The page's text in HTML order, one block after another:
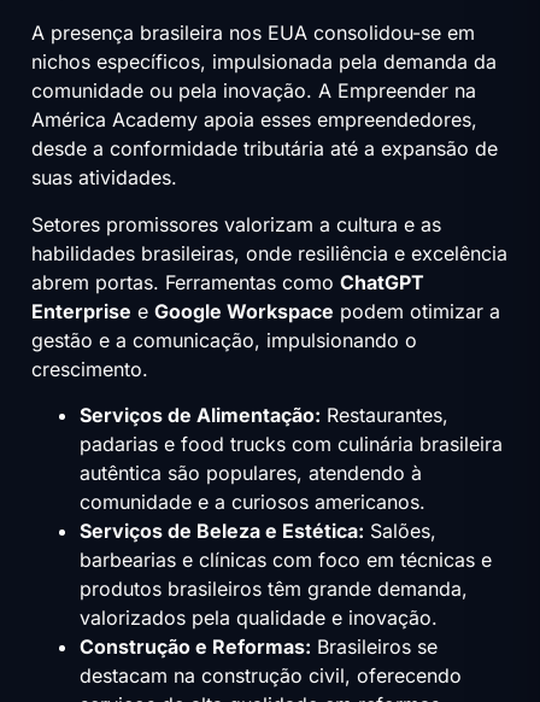
A presença brasileira nos EUA consolidou-se em
nichos específicos, impulsionada pela demanda da
comunidade ou pela inovação. A Empreender na
América Academy apoia esses empreendedores,
desde a conformidade tributária até a expansão de
suas atividades.
Setores promissores valorizam a cultura e as
habilidades brasileiras, onde resiliência e excelência
abrem portas. Ferramentas como ChatGPT
Enterprise e Google Workspace podem otimizar a
gestão e a comunicação, impulsionando o
crescimento.
Serviços de Alimentação: Restaurantes,
padarias e food trucks com culinária brasileira
autêntica são populares, atendendo à
comunidade e a curiosos americanos.
Serviços de Beleza e Estética: Salões,
barbearias e clínicas com foco em técnicas e
produtos brasileiros têm grande demanda,
valorizados pela qualidade e inovação.
Construção e Reformas: Brasileiros se
destacam na construção civil, oferecendo